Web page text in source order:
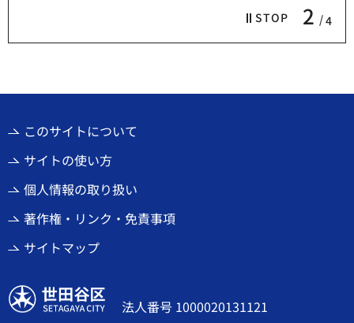
STOP 2 4
このサイトについて
サイトの使い方
個人情報の取り扱い
著作権・リンク・免責事項
サイトマップ
世田谷区
法人番号 1000020131121